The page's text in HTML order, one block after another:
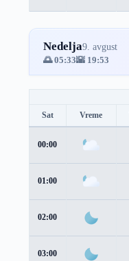
Nedelja9. avgust
🌅 05:33🌇 19:53
Sat Vreme
00:00
01:00
02:00
03:00